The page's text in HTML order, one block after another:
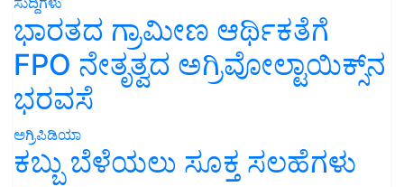
ಭಾರತದ ಗ್ರಾಮೀಣ ಆರ್ಥಿಕತೆಗೆ
FPO ನೇತೃತ್ವದ ಅಗ್ರಿವೋಲ್ಟಾಯಿಕ್ಸ್‌ನ
ಭರವಸೆ
ಅಗ್ರಿಪಿಡಿಯಾ
ಕಬ್ಬು ಬೆಳೆಯಲು ಸೂಕ್ತ ಸಲಹೆಗಳು